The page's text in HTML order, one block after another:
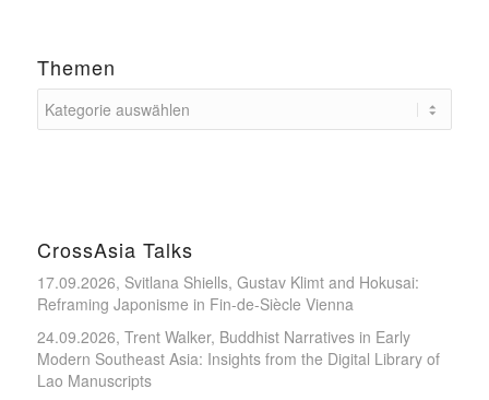
Themen
CrossAsia Talks
17.09.2026, Svitlana Shiells, Gustav Klimt and Hokusai:
Reframing Japonisme in Fin-de-Siècle Vienna
24.09.2026, Trent Walker, Buddhist Narratives in Early
Modern Southeast Asia: Insights from the Digital Library of
Lao Manuscripts